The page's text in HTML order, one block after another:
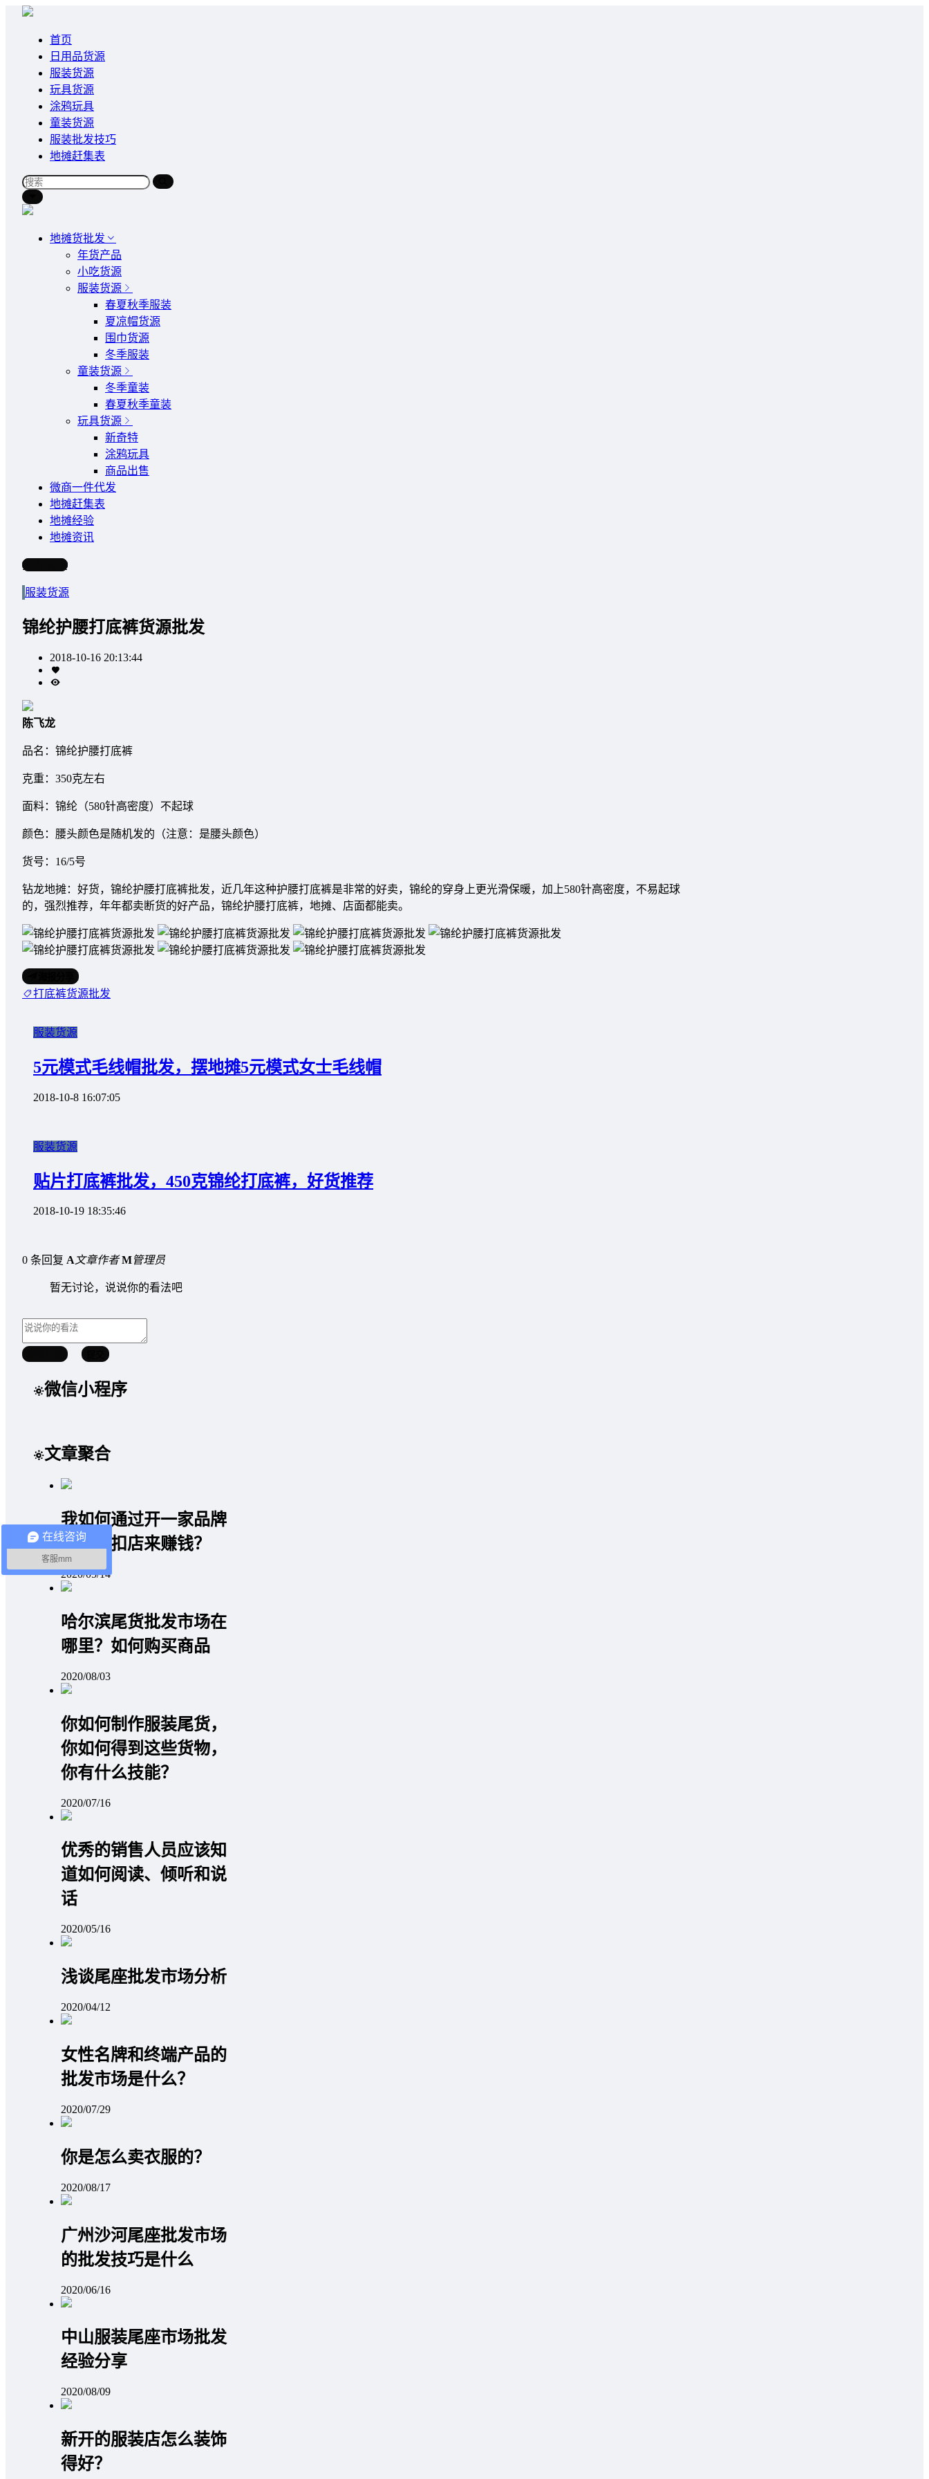
首页
日用品货源
服装货源
玩具货源
涂鸦玩具
童装货源
服装批发技巧
地摊赶集表
地摊货批发
年货产品
小吃货源
服装货源
春夏秋季服装
夏凉帽货源
围巾货源
冬季服装
童装货源
冬季童装
春夏秋季童装
玩具货源
新奇特
涂鸦玩具
商品出售
微商一件代发
地摊赶集表
地摊经验
地摊资讯
写文章
服装货源
锦纶护腰打底裤货源批发
2018-10-16 20:13:44
陈飞龙
品名：锦纶护腰打底裤
克重：350克左右
面料：锦纶（580针高密度）不起球
颜色：腰头颜色是随机发的（注意：是腰头颜色）
货号：16/5号
钻龙地摊：好货，锦纶护腰打底裤批发，近几年这种护腰打底裤是非常的好卖，锦纶的穿身上更光滑保暖，加上580针高密度，不易起球
的，强烈推荐，年年都卖断货的好产品，锦纶护腰打底裤，地摊、店面都能卖。
打底裤货源批发
服装货源
5元模式毛线帽批发，摆地摊5元模式女士毛线帽
2018-10-8 16:07:05
服装货源
贴片打底裤批发，450克锦纶打底裤，好货推荐
2018-10-19 18:35:46
0 条回复 A文章作者 M管理员
暂无讨论，说说你的看法吧
微信小程序
文章聚合
我如何通过开一家品牌
女装折扣店来赚钱？
2020/05/14
哈尔滨尾货批发市场在
哪里？如何购买商品
2020/08/03
你如何制作服装尾货，
你如何得到这些货物，
你有什么技能？
2020/07/16
优秀的销售人员应该知
道如何阅读、倾听和说
话
2020/05/16
浅谈尾座批发市场分析
2020/04/12
女性名牌和终端产品的
批发市场是什么？
2020/07/29
你是怎么卖衣服的？
2020/08/17
广州沙河尾座批发市场
的批发技巧是什么
2020/06/16
中山服装尾座市场批发
经验分享
2020/08/09
新开的服装店怎么装饰
得好？
在线咨询
客服mm